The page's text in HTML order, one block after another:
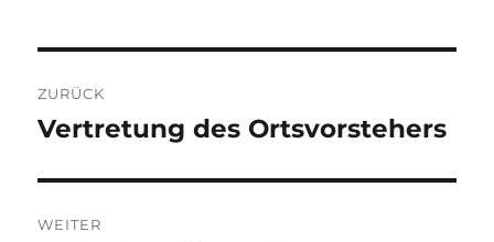
ZURÜCK
Vorheriger
Vertretung des Ortsvorstehers
WEITER